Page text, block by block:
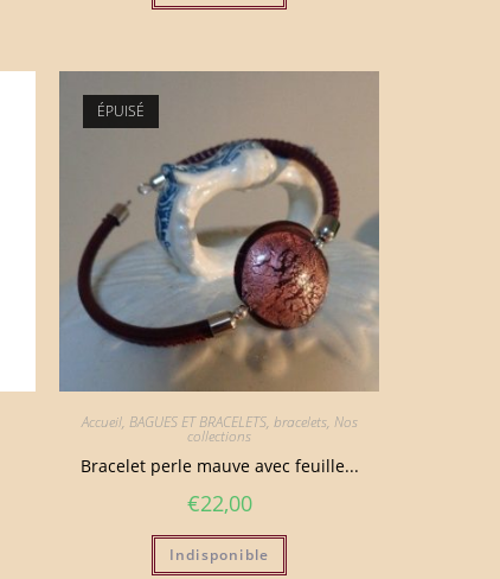
ÉPUISÉ
Accueil, BAGUES ET BRACELETS, bracelets, Nos
collections
Bracelet perle mauve avec feuille...
€22,00
Indisponible